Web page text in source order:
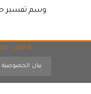
وسم تفسير
© 2007 - 2026
بيان الخصوصية